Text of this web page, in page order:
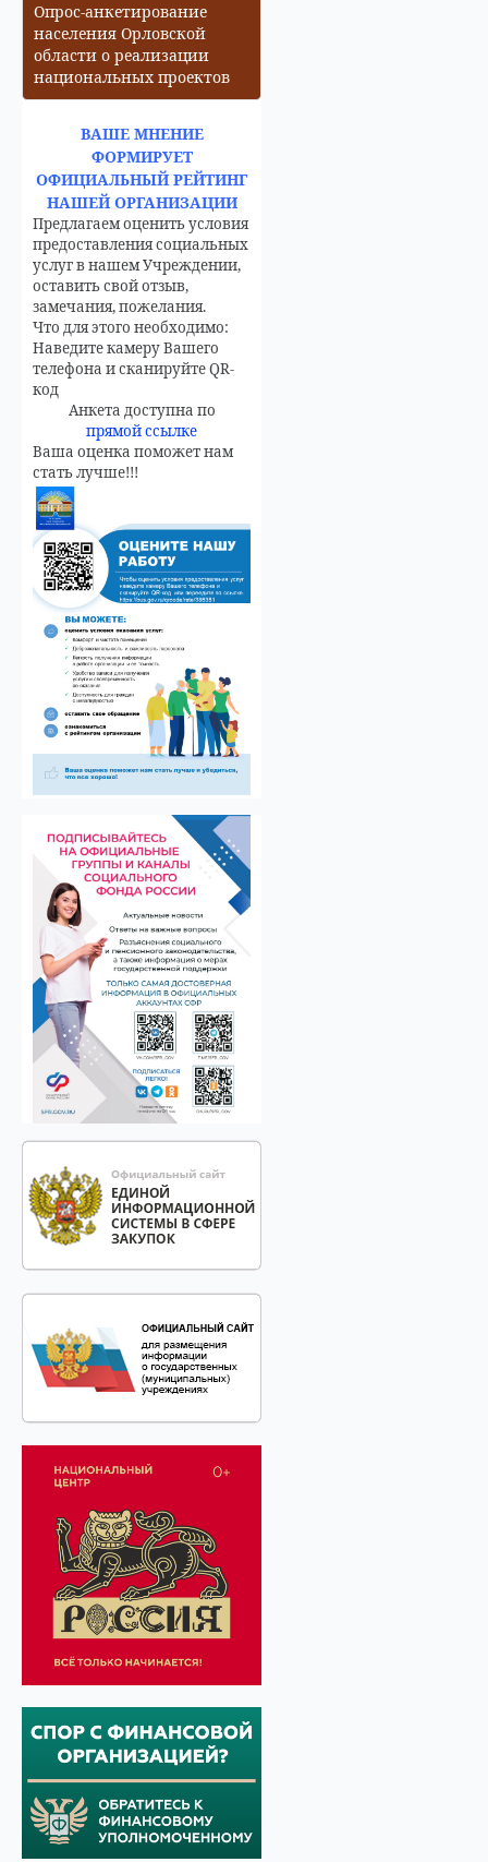
Опрос-анкетирование
населения Орловской
области о реализации
национальных проектов
ВАШЕ МНЕНИЕ
ФОРМИРУЕТ
ОФИЦИАЛЬНЫЙ РЕЙТИНГ
НАШЕЙ ОРГАНИЗАЦИИ
Предлагаем оценить условия
предоставления социальных
услуг в нашем Учреждении,
оставить свой отзыв,
замечания, пожелания.
Что для этого необходимо:
Наведите камеру Вашего
телефона и сканируйте QR-
код
Анкета доступна по
прямой ссылке
Ваша оценка поможет нам
стать лучше!!!